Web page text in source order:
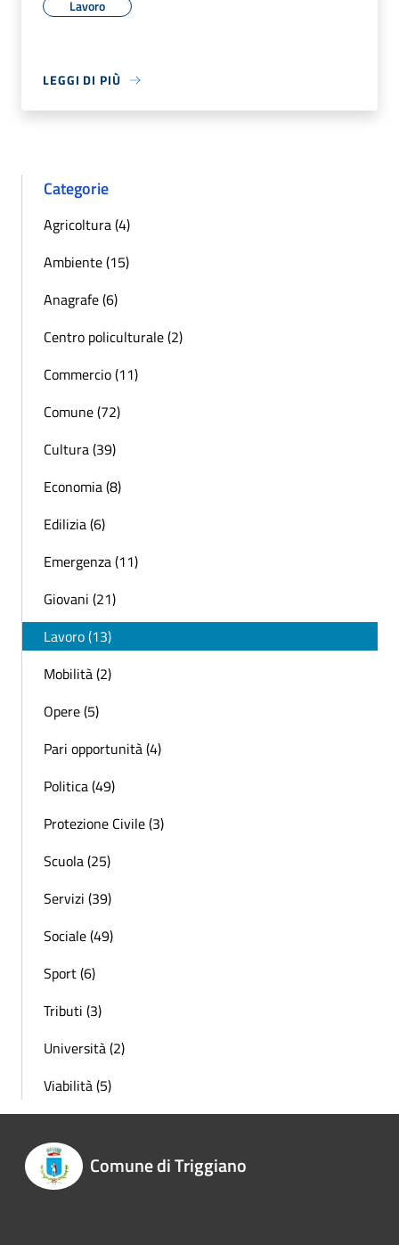
Lavoro
LEGGI DI PIÙ
Categorie
Agricoltura (4)
Ambiente (15)
Anagrafe (6)
Centro policulturale (2)
Commercio (11)
Comune (72)
Cultura (39)
Economia (8)
Edilizia (6)
Emergenza (11)
Giovani (21)
Lavoro (13)
Mobilità (2)
Opere (5)
Pari opportunità (4)
Politica (49)
Protezione Civile (3)
Scuola (25)
Servizi (39)
Sociale (49)
Sport (6)
Tributi (3)
Università (2)
Viabilità (5)
Comune di Triggiano